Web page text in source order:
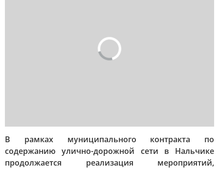
В рамках муниципального контракта по
содержанию улично-дорожной сети в Нальчике
продолжается реализация мероприятий,